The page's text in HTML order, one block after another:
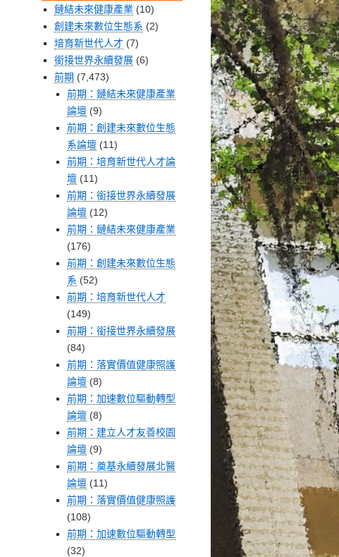
整
鏈結未來健康產業 (10)
創建未來數位生態系 (2)
培育新世代人才 (7)
銜接世界永續發展 (6)
前期 (7,473)
前期：鏈結未來健康產業
論壇 (9)
前期：創建未來數位生態
系論壇 (11)
前期：培育新世代人才論
壇 (11)
前期：銜接世界永續發展
論壇 (12)
前期：鏈結未來健康產業
(176)
前期：創建未來數位生態
系 (52)
前期：培育新世代人才
(149)
前期：銜接世界永續發展
(84)
前期：落實價值健康照護
論壇 (8)
前期：加速數位驅動轉型
論壇 (8)
前期：建立人才友善校園
論壇 (9)
前期：奠基永續發展北醫
論壇 (11)
前期：落實價值健康照護
(108)
前期：加速數位驅動轉型
(32)